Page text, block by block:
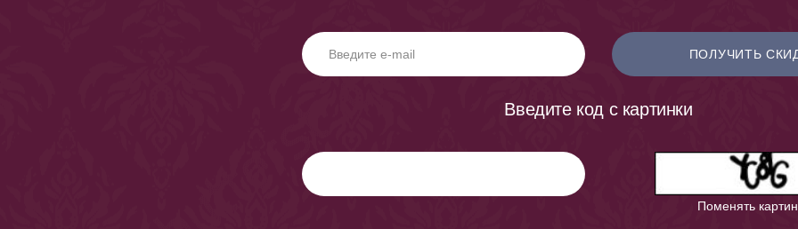
ПОЛУЧИТЬ
Введите код с картинки
Поменять